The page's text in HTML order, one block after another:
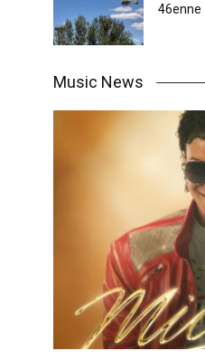
46enne
Music News